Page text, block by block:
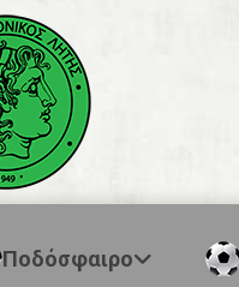
Ποδόσφαιρο